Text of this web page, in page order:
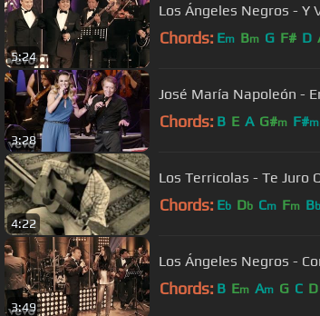
5:24
Los Ángeles Negros - Y
Chords: Em Bm G F# D
3:28
José María Napoleón -
Chords: B E A G#m F#m
4:22
Los Terricolas - Te Juro
Chords: Eb Db Cm Fm B
3:49
Los Ángeles Negros -
Chords: B Em Am G C D